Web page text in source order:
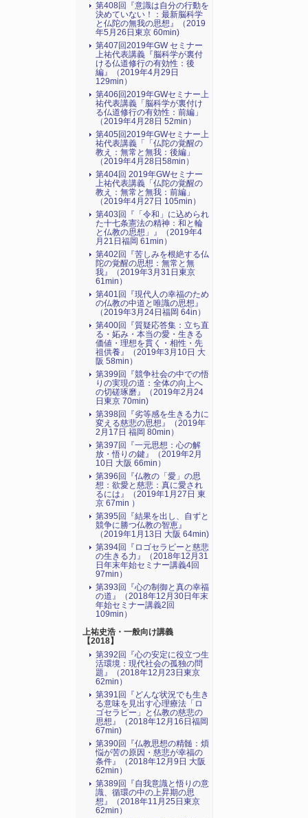
第408回『意識は自分の行動を
決めていない！：最新脳科学
と仏陀の無我の思想』（2019
年5月26日東京 60min)
第407回2019年GW セミナー
上祐代表講義『脳科学が裏付
ける仏道修行の有効性：後
編』（2019年4月29日
129min）
第406回2019年GWセミナー上
祐代表講義「脳科学が裏付け
る仏道修行の有効性：前編」
（2019年4月28日 52min）
第405回2019年GWセミナー上
祐代表講義「「仏陀の覚醒の
教え：無常と無我：後編」
（2019年4月28日58min）
第404回 2019年GWセミナー
上祐代表講義「仏陀の覚醒の
教え：無常と無我：前編」
（2019年4月27日 105min）
第403回『「令和」に込められ
た十七条憲法の精神：和と輪
と仏教の思想」』（2019年4
月21日福岡 61min）
第402回『苦しみを根絶する仏
陀の覚醒の思想：無常と無
我』（2019年3月31日東京
61min）
第401回『現代人の幸福のため
の仏教の中道と唯識の思想』
（2019年3月24日福岡 64in）
第400回『質疑応答集：立ち直
る・妬み・本当の愛・生きる
価値・理想を貫く・相性・先
祖供養』（2019年3月10日 大
阪 58min）
第399回『競争社会の中での悟
りの実現の道：全体の向上へ
の切磋琢磨』（2019年2月24
日東京 70min)
第398回『劣等感を生きる力に
変える慈悲の思想』（2019年
2月17日 福岡 80min）
第397回『一元思想：心の解
放・悟りの鍵』（2019年2月
10日 大阪 66min）
第396回『仏教の「愛」の思
想：欲愛と慈悲：真に愛され
るには』（2019年1月27日 東
京 67min ）
第395回『結果を出し、自ずと
競争に勝つ仏教の智恵』
（2019年1月13日 大阪 64min)
第394回『ロゴセラピーと慈悲
の生きる力』（2018年12月31
日年末年始セミナー講義4回
97min）
第393回『心の制御と真の幸福
の道』（2018年12月30日年末
年始セミナー講義2回
109min）
上祐史浩・一般向け講義
【2018】
第392回『心の安定に役立つ生
活環境：現代社会の孤独の問
題』（2018年12月23日東京
62min）
第391回『どんな状況でも生き
る意味を見出す心理療法「ロ
ゴセラピー」と仏教の慈悲の
思想』（2018年12月16日福岡
67min)
第390回『仏教思想の精髄：煩
悩が苦の原因・慈悲が幸福の
条件』（2018年12月9日 大阪
62min）
第389回『自我意識と悟りの意
識、循環の中の上昇期の思
想』（2018年11月25日東京
62min）